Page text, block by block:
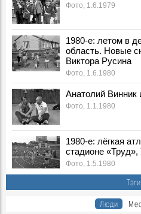
Сюда идут миллионы
События, 7 Августа 1982
Добрым словом помянут
События, 7 Августа 1982
Пленум Цильнинского
События, 7 Августа 1991
Из репортажа Г.А. Демочкина
События, 7 Августа 1992
Ульяновские вездеходы
рынок
События, 7 Августа 1993
Из записок Г.А. Демочкина:
Лауреат Нобелевской
Ленинском мемориале
Фото, 1.6.1979
1980-е: летом в
область. Новые
Виктора Русина
Фото, 1.6.1980
Анатолий Винник
Фото, 1.1.1980
1980-е: лёгкая
стадионе «Труд»,
Фото, 1.5.1980
Тэги
Люди